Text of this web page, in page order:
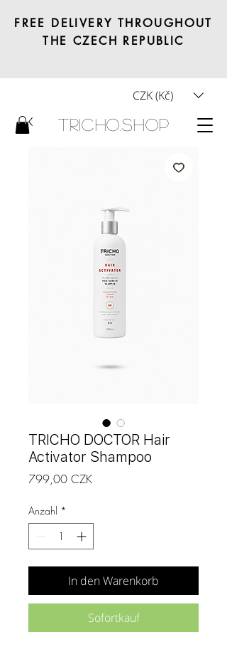
FREE DELIVERY THROUGHOUT
THE CZECH REPUBLIC
Tricho.shop
CZK (Kč)
TRICHO DOCTOR Hair
Activator Shampoo
799,00 CZKPreis
Anzahl *
In den Warenkorb
Sofortkauf